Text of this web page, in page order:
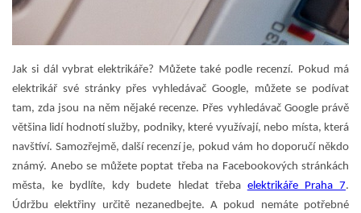
Jak si dál vybrat elektrikáře? Můžete také podle recenzí. Pokud má
elektrikář své stránky přes vyhledávač Google, můžete se podívat
tam, zda jsou na něm nějaké recenze. Přes vyhledávač Google právě
většina lidí hodnotí služby, podniky, které využívají, nebo místa, která
navštíví. Samozřejmě, další recenzí je, pokud vám ho doporučí někdo
známý. Anebo se můžete poptat třeba na Facebookových stránkách
města, ke bydlíte, kdy budete hledat třeba elektrikáře Praha 7.
Údržbu elektřiny určitě nezanedbejte. A pokud nemáte potřebné